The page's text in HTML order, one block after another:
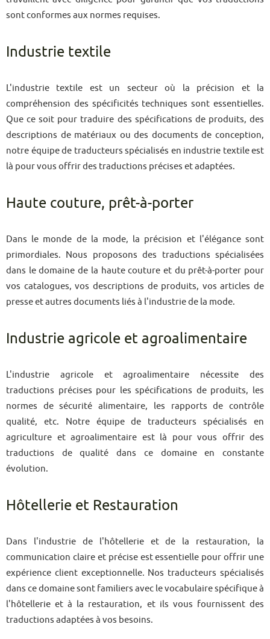
sont conformes aux normes requises.
Industrie textile
L'industrie textile est un secteur où la précision et la
compréhension des spécificités techniques sont essentielles.
Que ce soit pour traduire des spécifications de produits, des
descriptions de matériaux ou des documents de conception,
notre équipe de traducteurs spécialisés en industrie textile est
là pour vous offrir des traductions précises et adaptées.
Haute couture, prêt-à-porter
Dans le monde de la mode, la précision et l'élégance sont
primordiales. Nous proposons des traductions spécialisées
dans le domaine de la haute couture et du prêt-à-porter pour
vos catalogues, vos descriptions de produits, vos articles de
presse et autres documents liés à l'industrie de la mode.
Industrie agricole et agroalimentaire
L'industrie agricole et agroalimentaire nécessite des
traductions précises pour les spécifications de produits, les
normes de sécurité alimentaire, les rapports de contrôle
qualité, etc. Notre équipe de traducteurs spécialisés en
agriculture et agroalimentaire est là pour vous offrir des
traductions de qualité dans ce domaine en constante
évolution.
Hôtellerie et Restauration
Dans l'industrie de l'hôtellerie et de la restauration, la
communication claire et précise est essentielle pour offrir une
expérience client exceptionnelle. Nos traducteurs spécialisés
dans ce domaine sont familiers avec le vocabulaire spécifique à
l'hôtellerie et à la restauration, et ils vous fournissent des
traductions adaptées à vos besoins.